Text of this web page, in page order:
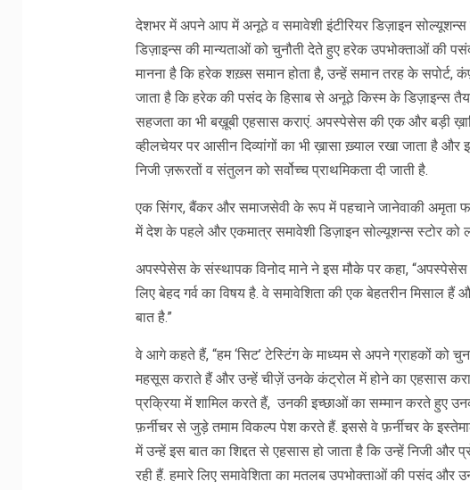
देशभर में अपने आप में अनूठे व समावेशी इंटीरियर डिज़ाइन
डिज़ाइन्स की मान्यताओं को चुनौती देते हुए हरेक उपभोक्ताओं की
मानना है कि हरेक शख़्स समान होता है, उन्हें समान तरह के सपोर्ट,
जाता है कि हरेक की पसंद के हिसाब से अनूठे किस्म के डिज़ाइन्स
सहजता का भी बख़ूबी एहसास कराएं. अपस्पेसेस की एक और बड़ी
व्हीलचेयर पर आसीन दिव्यांगों का भी ख़ासा ख़्याल रखा जाता है
निजी ज़रूरतों व संतुलन को सर्वोच्च प्राथमिकता दी जाती है.
एक सिंगर, बैंकर और समाजसेवी के रूप में पहचाने जानेवाकी अमृता
में देश के पहले और एकमात्र समावेशी डिज़ाइन सोल्यूशन्स स्टोर को
अपस्पेसेस के संस्थापक विनोद माने ने इस मौके पर कहा, “अपस्पेसेस
लिए बेहद गर्व का विषय है. वे समावेशिता की एक बेहतरीन मिसाल
बात है.”
वे आगे कहते हैं, “हम ‘सिट’ टेस्टिंग के माध्यम से अपने ग्राहकों को
महसूस कराते हैं और उन्हें चीज़ें उनके कंट्रोल में होने का एहसास
प्रक्रिया में शामिल करते हैं, उनकी इच्छाओं का सम्मान करते हुए
फ़र्नीचर से जुड़े तमाम विकल्प पेश करते हैं. इससे वे फ़र्नीचर के
में उन्हें इस बात का शिद्दत से एहसास हो जाता है कि उन्हें निजी और
रही हैं. हमारे लिए समावेशिता का मतलब उपभोक्ताओं की पसंद और